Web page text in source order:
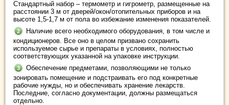
Стандартный набор – термометр и гигрометр, размещенные на
расстоянии 3 м от дверей/окон/отопительных приборов и на
высоте 1,5-1,7 м от пола во избежание изменения показателей.
Наличие всего необходимого оборудования, в том числе и
кондиционеров. Все оно в целом призвано сохранить
используемое сырье и препараты в условиях, полностью
соответствующих указанной на упаковке инструкции.
Обеспечение предметами, позволяющими не только
зонировать помещение и подстраивать его под конкретные
рабочие нужды, но и обеспечивать хранение лекарств.
Последние, согласно документации, должны размещаться
отдельно.